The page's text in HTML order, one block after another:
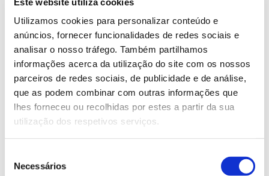
Utilizamos cookies para personalizar conteúdo e
anúncios, fornecer funcionalidades de redes sociais e
analisar o nosso tráfego. Também partilhamos
informações acerca da utilização do site com os nossos
parceiros de redes sociais, de publicidade e de análise,
que as podem combinar com outras informações que
lhes forneceu ou recolhidas por estes a partir da sua
utilização dos respetivos serviços.
Necessários
– Densidade (e compasso) da plantação
É importante determinar qual a densidade de
plantação (número de árvores por hectare) e também
ela pode variar consoante a espécie e as
características do local (solo, clima, entre outras). A
decisão sobre o número de arbustos ou árvores a
plantar num dado espaço vai determinar a distância
entre elas (compasso) e influenciar o respetivo
desenvolvimento. Quanto mais árvores num mesmo
espaço, maior será o esforço que cada uma terá de
fazer para conseguir os nutrientes de que necessita,
uma competição que pode limitar o desenvolvimento